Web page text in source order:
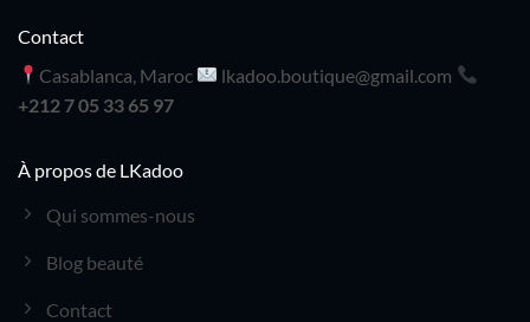
À propos de LKadoo
Qui sommes-nous
Blog beauté
Contact
Contact
Casablanca, Maroc
lkadoo.boutique@gmail.com
+212 7 05 33 65 97